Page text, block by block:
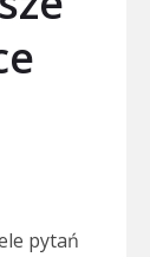
pytań